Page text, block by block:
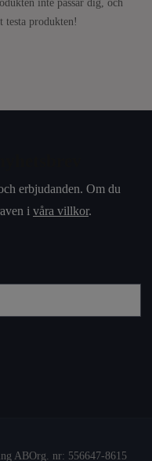
inte passar dig, och
testa produkten!
erbjudanden. Om du
i våra villkor.
ABOrg. nr: 556647-8615